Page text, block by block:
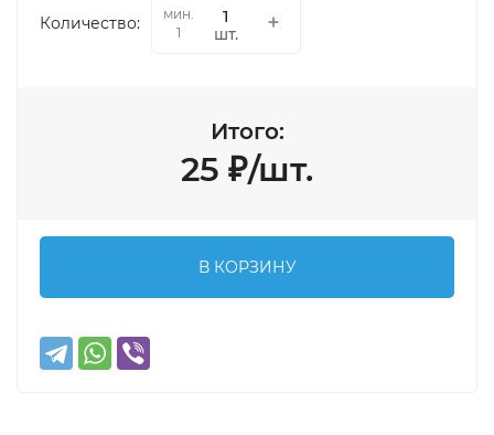
Количество:
мин.
1
шт.
Итого:
25 ₽/шт.
В КОРЗИНУ